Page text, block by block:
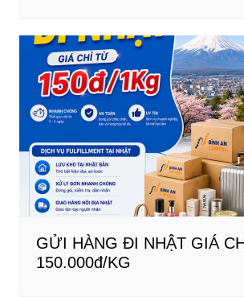
GỬI HÀNG ĐI NHẬT GIÁ
150.000đ/KG